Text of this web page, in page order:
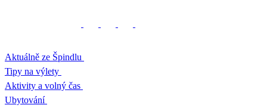
Aktuálně ze Špindlu
Tipy na výlety
Aktivity a volný čas
Ubytování